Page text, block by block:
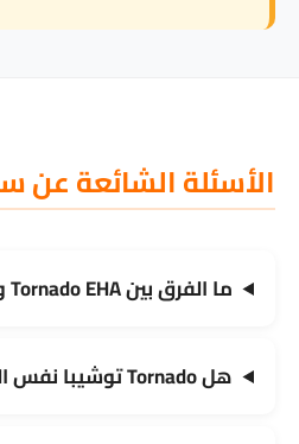
الأسئلة الشائعة عن
ما الفرق بين Tornado EHA و EHE؟
هل Tornado توشيبا نفس الماركة؟